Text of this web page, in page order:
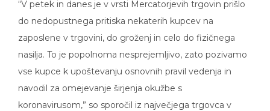
“V petek in danes je v vrsti Mercatorjevih trgovin prišlo
do nedopustnega pritiska nekaterih kupcev na
zaposlene v trgovini, do groženj in celo do fizičnega
nasilja. To je popolnoma nesprejemljivo, zato pozivamo
vse kupce k upoštevanju osnovnih pravil vedenja in
navodil za omejevanje širjenja okužbe s
koronavirusom,” so sporočil iz največjega trgovca v